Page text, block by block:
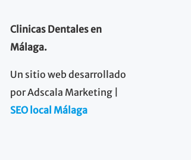
Clinicas Dentales en
Málaga.
Un sitio web desarrollado
por Adscala Marketing |
SEO local Málaga